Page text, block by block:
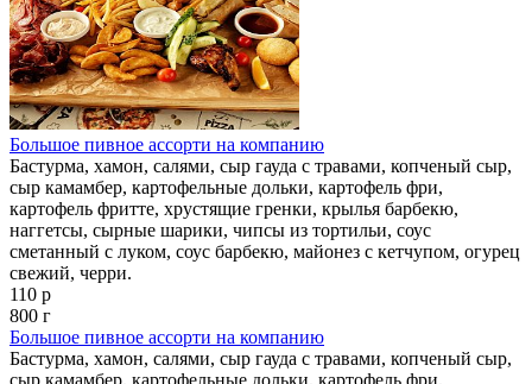
Большое пивное ассорти на компанию
Бастурма, хамон, салями, сыр гауда с травами, копченый сыр,
сыр камамбер, картофельные дольки, картофель фри,
картофель фритте, хрустящие гренки, крылья барбекю,
наггетсы, сырные шарики, чипсы из тортильи, соус
сметанный с луком, соус барбекю, майонез с кетчупом, огурец
свежий, черри.
110 р
800 г
Большое пивное ассорти на компанию
Бастурма, хамон, салями, сыр гауда с травами, копченый сыр,
сыр камамбер, картофельные дольки, картофель фри,